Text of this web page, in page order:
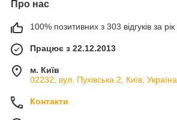
Про нас
100% позитивних з 303 відгуків за рік
Працює з 22.12.2013
м. Київ
02232, вул. Пухівська 2, Київ, Україна
Контакти